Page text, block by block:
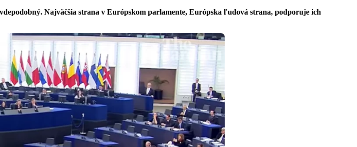
Najväčšia strana v Európskom parlamente, Európska ľudová strana, podporuje ich